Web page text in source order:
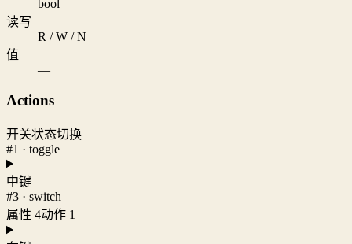
bool
读写
R / W / N
值
—
Actions
开关状态切换
#1 · toggle
中键
#3 · switch
属性 4动作 1